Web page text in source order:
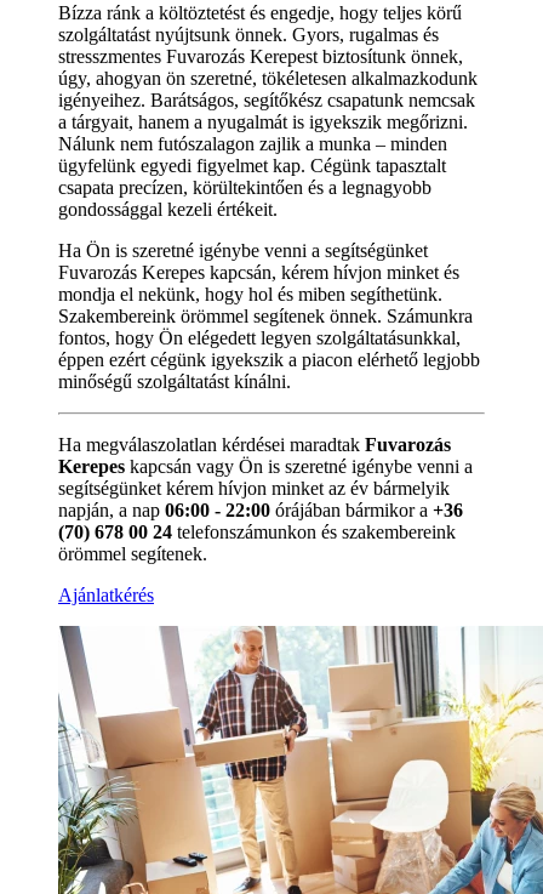
Bízza ránk a költöztetést és engedje, hogy teljes körű
szolgáltatást nyújtsunk önnek. Gyors, rugalmas és
stresszmentes Fuvarozás Kerepest biztosítunk önnek,
úgy, ahogyan ön szeretné, tökéletesen alkalmazkodunk
igényeihez. Barátságos, segítőkész csapatunk nemcsak
a tárgyait, hanem a nyugalmát is igyekszik megőrizni.
Nálunk nem futószalagon zajlik a munka – minden
ügyfelünk egyedi figyelmet kap. Cégünk tapasztalt
csapata precízen, körültekintően és a legnagyobb
gondossággal kezeli értékeit.
Ha Ön is szeretné igénybe venni a segítségünket
Fuvarozás Kerepes kapcsán, kérem hívjon minket és
mondja el nekünk, hogy hol és miben segíthetünk.
Szakembereink örömmel segítenek önnek. Számunkra
fontos, hogy Ön elégedett legyen szolgáltatásunkkal,
éppen ezért cégünk igyekszik a piacon elérhető legjobb
minőségű szolgáltatást kínálni.
Ha megválaszolatlan kérdései maradtak Fuvarozás
Kerepes kapcsán vagy Ön is szeretné igénybe venni a
segítségünket kérem hívjon minket az év bármelyik
napján, a nap 06:00 - 22:00 órájában bármikor a +36
(70) 678 00 24 telefonszámunkon és szakembereink
örömmel segítenek.
Ajánlatkérés